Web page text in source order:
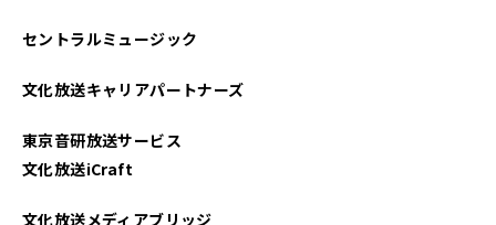
セントラルミュージック
文化放送キャリアパートナーズ
東京音研放送サービス
文化放送iCraft
文化放送メディアブリッジ